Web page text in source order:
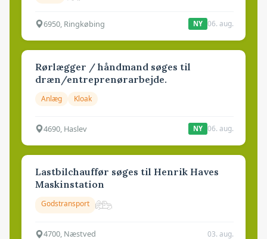
6950, Ringkøbing NY 06. aug.
Rørlægger / håndmand søges til
dræn/entreprenørarbejde.
Anlæg Kloak
4690, Haslev NY 06. aug.
Lastbilchauffør søges til Henrik Haves
Maskinstation
Godstransport
4700, Næstved 03. aug.